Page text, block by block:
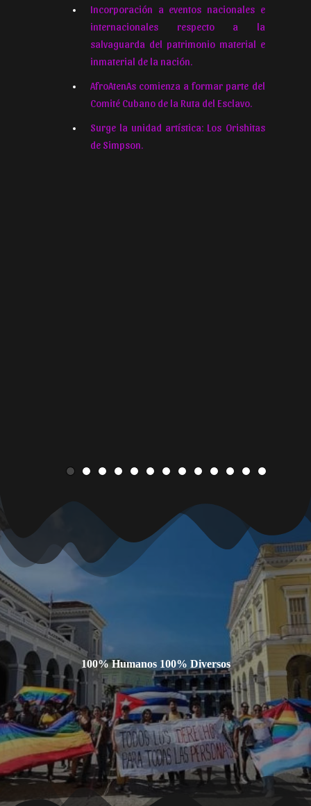
Incorporación a eventos nacionales e
internacionales respecto a la
salvaguarda del patrimonio material e
inmaterial de la nación.
AfroAtenAs comienza a formar parte del
Comité Cubano de la Ruta del Esclavo.
Surge la unidad artística: Los Orishitas
de Simpson.
100% Humanos 100% Diversos